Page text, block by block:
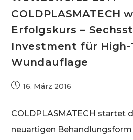
COLDPLASMATECH
Erfolgskurs –
Investment für High-
Wundauflage
Beitrag16. März 2016
COLDPLASMATECH startet
neuartigen